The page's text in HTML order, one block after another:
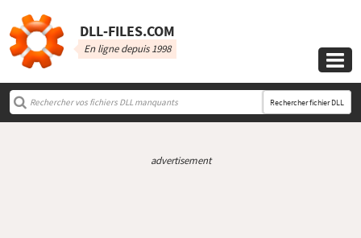
DLL‑FILES.COM
En ligne depuis 1998

Rechercher fichier DLL
advertisement